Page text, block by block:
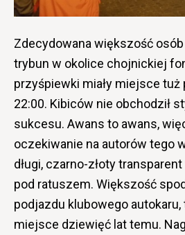
Zdecydowana większość
trybun w okolice chojnickiej
przyśpiewki miały miejsce tuż
22:00. Kibiców nie obchodził
sukcesu. Awans to awans,
oczekiwanie na autorów tego
długi, czarno-złoty
pod ratuszem. Większość
podjazdu klubowego autokaru,
miejsce dziewięć lat temu.